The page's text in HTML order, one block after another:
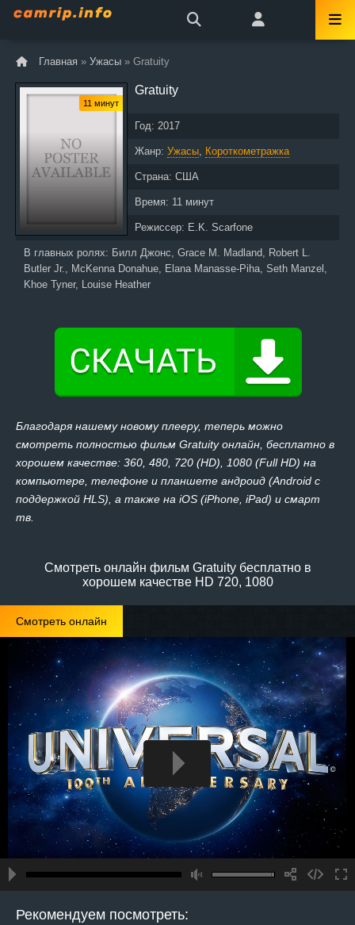
Главная » Ужасы » Gratuity
11 минут
Gratuity
Год: 2017
Жанр: Ужасы, Короткометражка
Страна: США
Время: 11 минут
Режиссер: E.K. Scarfone
В главных ролях: Билл Джонс, Grace M. Madland, Robert L.
Butler Jr., McKenna Donahue, Elana Manasse-Piha, Seth Manzel,
Khoe Tyner, Louise Heather
Благодаря нашему новому плееру, теперь можно
смотреть полностью фильм Gratuity онлайн, бесплатно в
хорошем качестве: 360, 480, 720 (HD), 1080 (Full HD) на
компьютере, телефоне и планшете андроид (Android с
поддержкой HLS), а также на iOS (iPhone, iPad) и смарт
тв.
Смотреть онлайн фильм Gratuity бесплатно в
хорошем качестве HD 720, 1080
Смотреть онлайн
Рекомендуем посмотреть: